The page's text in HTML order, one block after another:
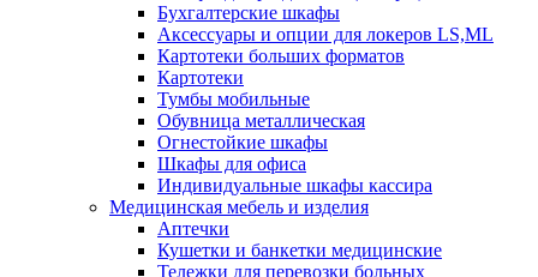
Бухгалтерские шкафы
Аксессуары и опции для локеров LS,ML
Картотеки больших форматов
Картотеки
Тумбы мобильные
Обувница металлическая
Огнестойкие шкафы
Шкафы для офиса
Индивидуальные шкафы кассира
Медицинская мебель и изделия
Аптечки
Кушетки и банкетки медицинские
Тележки для перевозки больных